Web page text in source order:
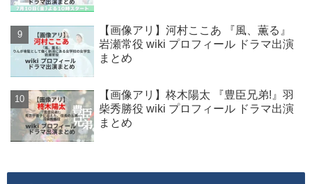
【画像アリ】河村ここあ 『風、薫る』
岩瀬常役 wiki プロフィール ドラマ出演
まとめ
【画像アリ】柊木陽太 『豊臣兄弟!』羽
柴秀勝役 wiki プロフィール ドラマ出演
まとめ